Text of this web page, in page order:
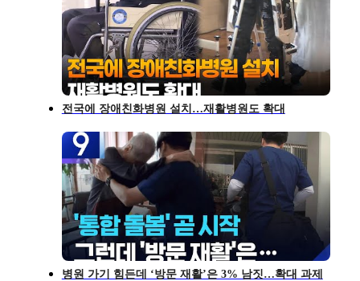
전국에 장애친화병원 설치…재활병원도 확대
병원 가기 힘든데 ‘방문 재활’은 3% 남짓…확대 과제